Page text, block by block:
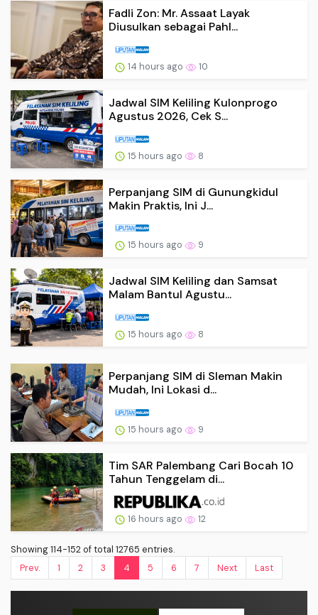
Fadli Zon: Mr. Assaat Layak
Diusulkan sebagai Pahl...
14 hours ago 10
Jadwal SIM Keliling Kulonprogo
Agustus 2026, Cek S...
15 hours ago 8
Perpanjang SIM di Gunungkidul
Makin Praktis, Ini J...
15 hours ago 9
Jadwal SIM Keliling dan Samsat
Malam Bantul Agustu...
15 hours ago 8
Perpanjang SIM di Sleman Makin
Mudah, Ini Lokasi d...
15 hours ago 9
Tim SAR Palembang Cari Bocah 10
Tahun Tenggelam di...
16 hours ago 12
Showing 114-152 of total 12765 entries.
Prev.
1 2 3 4 5 6 7 Next Last